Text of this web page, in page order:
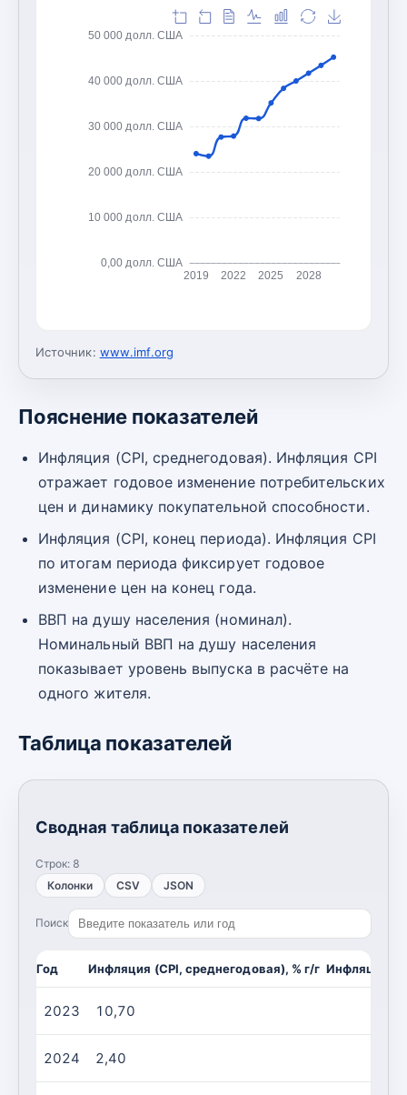
0,00 долл. США
10 000 долл. США
20 000 долл. США
30 000 долл. США
40 000 долл. США
50 000 долл. США
2019 2022 2025 2028
Источник: www.imf.org
Пояснение показателей
Инфляция (CPI, среднегодовая). Инфляция CPI
отражает годовое изменение потребительских
цен и динамику покупательной способности.
Инфляция (CPI, конец периода). Инфляция CPI
по итогам периода фиксирует годовое
изменение цен на конец года.
ВВП на душу населения (номинал).
Номинальный ВВП на душу населения
показывает уровень выпуска в расчёте на
одного жителя.
Таблица показателей
Сводная таблица показателей
Строк: 8
Колонки
CSV JSON
Поиск
Год Инфляция (CPI, среднегодовая), % г/г Инфляция
2023 10,70
2024 2,40